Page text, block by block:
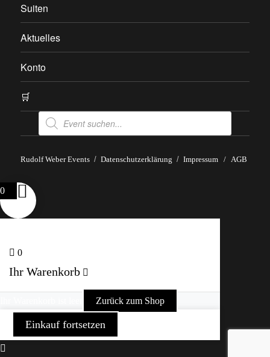
Suiten
Aktuelles
Konto
🛒
Products
search
Rudolf Weber Events Datenschutzerklärung Impressum / AGB
0
0
Ihr Warenkorb
Zurück zum Shop
Einkauf fortsetzen